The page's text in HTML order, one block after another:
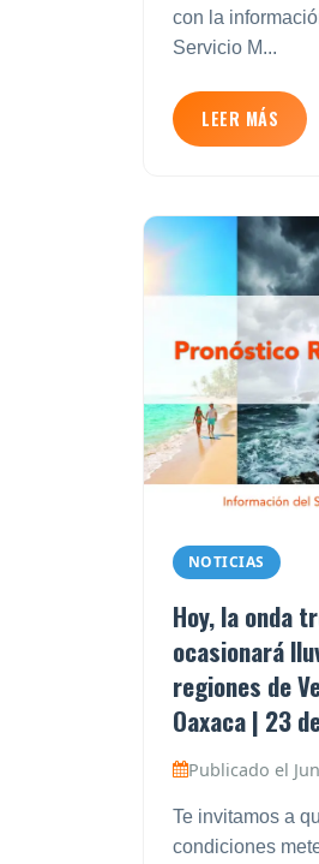
con la
Servicio M...
LEER MÁS
NOTICIAS
Hoy, la onda
ocasionará
regiones de
Oaxaca | 23
Publicado el
Te invitamos a
condiciones